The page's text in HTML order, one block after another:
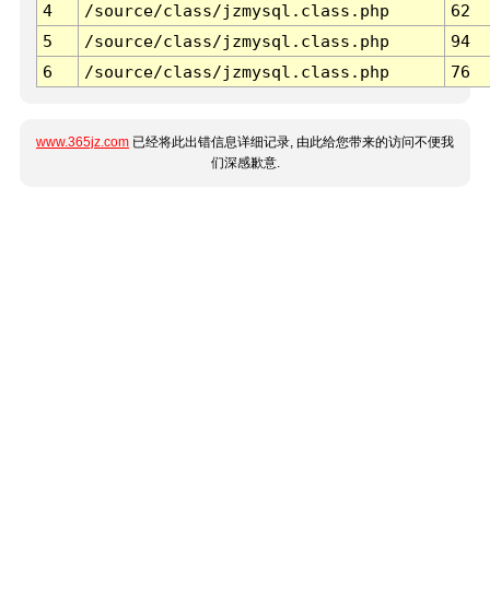
4
/source/class/jzmysql.class.php
62
5
/source/class/jzmysql.class.php
94
6
/source/class/jzmysql.class.php 76
www.365jz.com 已经将此出错信息详细记录, 由此给您带来的访问不便我
们深感歉意.